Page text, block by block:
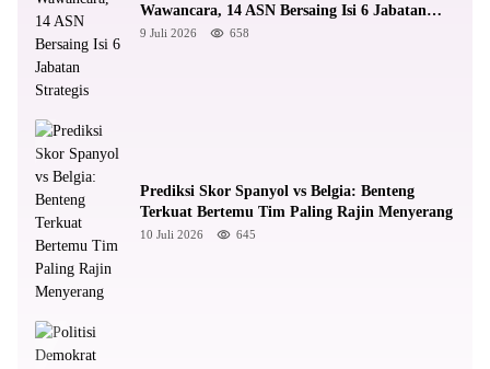
Wawancara, 14 ASN Bersaing Isi 6 Jabatan
Strategis
9 Juli 2026 658
Prediksi Skor Spanyol vs Belgia: Benteng
Terkuat Bertemu Tim Paling Rajin Menyerang
10 Juli 2026 645